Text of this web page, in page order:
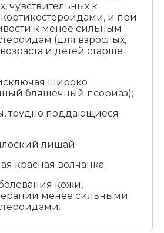
чувствительных к
и при
к менее сильным
(для взрослых,
и детей старше
широко
бляшечный псориаз);
поддающиеся
лишай;
волчанка;
кожи,
менее сильными